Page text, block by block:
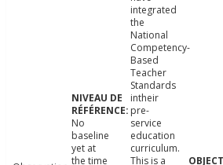
No
baseline
yet at
the time
integrated
the
National
Competency-
Based
Teacher
Standards
intheir
pre-
service
education
curriculum.
This is a